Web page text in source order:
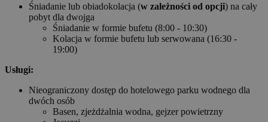
Śniadanie lub obiadokolacja (w zależności od opcji) na cały
pobyt dla dwojga
Śniadanie w formie bufetu (8:00 - 10:30)
Kolacja w formie bufetu lub serwowana (16:30 -
19:00)
Usługi:
Nieograniczony dostęp do hotelowego parku wodnego dla
dwóch osób
Basen, zjeżdżalnia wodna, gejzer powietrzny